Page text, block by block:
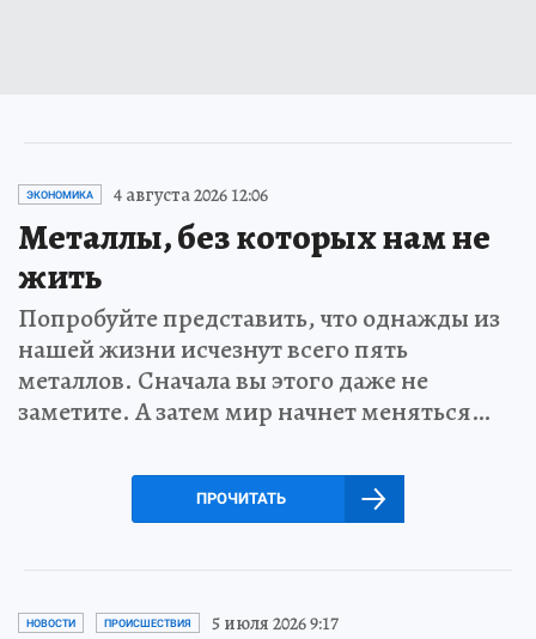
ЭКОНОМИКА 4 августа 2026 12:06
Металлы, без которых нам не
жить
Попробуйте представить, что однажды из
нашей жизни исчезнут всего пять
металлов. Сначала вы этого даже не
заметите. А затем мир начнет меняться…
ПРОЧИТАТЬ
НОВОСТИ ПРОИСШЕСТВИЯ 5 июля 2026 9:17